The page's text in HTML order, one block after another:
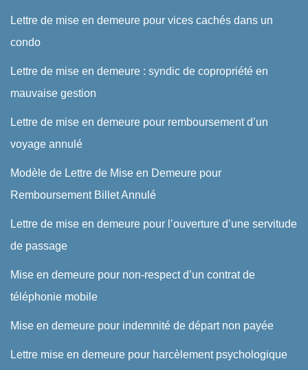
Lettre de mise en demeure pour vices cachés dans un
condo
Lettre de mise en demeure : syndic de copropriété en
mauvaise gestion
Lettre de mise en demeure pour remboursement d’un
voyage annulé
Modèle de Lettre de Mise en Demeure pour
Remboursement Billet Annulé
Lettre de mise en demeure pour l’ouverture d’une servitude
de passage
Mise en demeure pour non-respect d’un contrat de
téléphonie mobile
Mise en demeure pour indemnité de départ non payée
Lettre mise en demeure pour harcèlement psychologique